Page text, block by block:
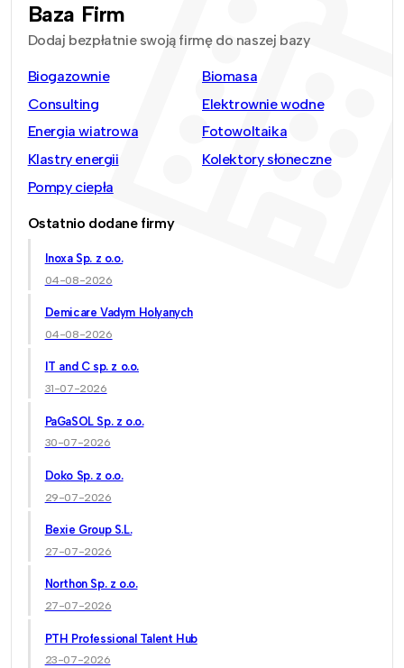
Baza Firm
Dodaj bezpłatnie swoją firmę do naszej bazy
Biogazownie
Biomasa
Consulting
Elektrownie wodne
Energia wiatrowa
Fotowoltaika
Klastry energii
Kolektory słoneczne
Pompy ciepła
Ostatnio dodane firmy
Inoxa Sp. z o.o.
04-08-2026
Demicare Vadym Holyanych
04-08-2026
IT and C sp. z o.o.
31-07-2026
PaGaSOL Sp. z o.o.
30-07-2026
Doko Sp. z o.o.
29-07-2026
Bexie Group S.L.
27-07-2026
Northon Sp. z o.o.
27-07-2026
PTH Professional Talent Hub
23-07-2026